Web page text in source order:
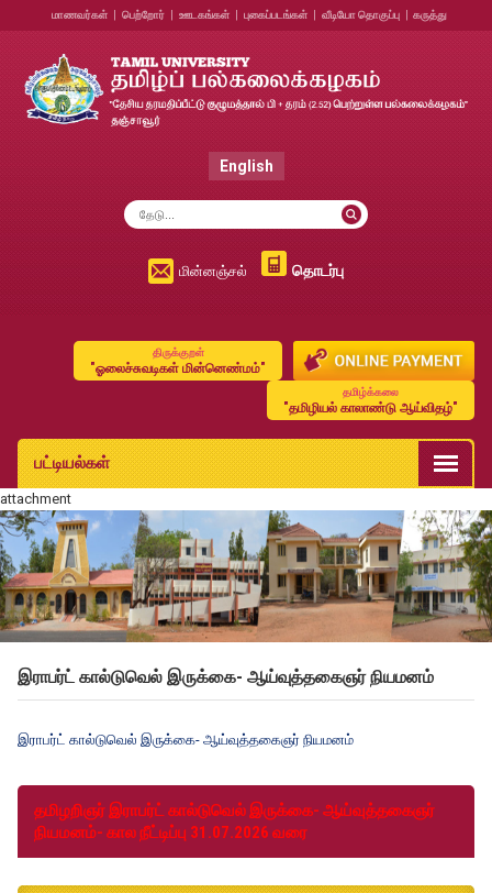
மாணவர்கள் பெற்றோர் ஊடகங்கள் புகைப்படங்கள் வீடியோ தொகுப்பு கருத்து
English
மின்னஞ்சல் தொடர்பு
திருக்குறள்
"ஓலைச்சுவடிகள் மின்னெண்மம்"
தமிழ்க்கலை
"தமிழியல் காலாண்டு ஆய்விதழ்"
பட்டியல்கள்
attachment
இராபர்ட் கால்டுவெல் இருக்கை- ஆய்வுத்தகைஞர் நியமனம்
இராபர்ட் கால்டுவெல் இருக்கை- ஆய்வுத்தகைஞர் நியமனம்
தமிழறிஞர் இராபர்ட் கால்டுவெல் இருக்கை- ஆய்வுத்தகைஞர்
நியமனம்- கால நீட்டிப்பு 31.07.2026 வரை